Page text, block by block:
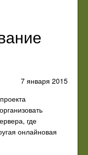
7 января 2015
где
онлайновая